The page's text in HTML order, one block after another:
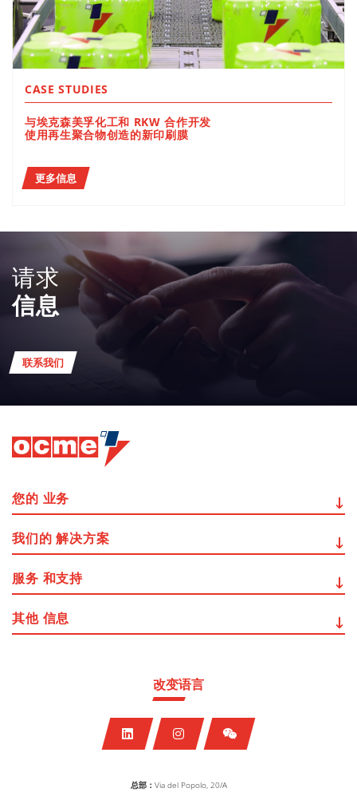
CASE STUDIES
与埃克森美孚化工和 RKW 合作开发
使用再生聚合物创造的新印刷膜
更多信息
请求
信息
联系我们
总部： Via del Popolo, 20/A
改变语言
您的 业务
我们的 解决方案
服务 和支持
其他 信息